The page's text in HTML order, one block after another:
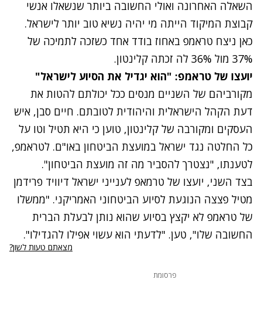
השאלה האחרונה ואולי החשובה ביותר שנשאלו אנשי
קבוצת המיקוד הייתה מי יהיה נשיא טוב יותר לישראל.
כאן ניצח טראמפ באחוז בודד אחד כשזכה לתמיכה של
37% מול 36% לה זכתה קלינטון.
יועצו של טראמפ: "הוא יגדיל את הסיוע לישראל"
מקורביהם של השניים מנסים ככל יכולתם להטות את
דעת הקהל הישראלית והיהודית לטובתם. חיים סבן, איש
העסקים ומקורבה של קלינטון, טוען כי היא תטיל וטו על
כל החלטה נגד ישראל במועצת הביטחון באו"ם. לטראמפ,
לטענתו, "נצטרך להסביר מה זה מועצת הביטחון".
בצד השני, יועצו של טרמאפ לענייני ישראל דיוויד פרידמן
מטיל פצצה הנוגעת לסיוע הביטחוני האמריקני. "ממשלו
של טראמפ לא יקצץ בסיוע שהוא נותן לבעלת הברית
החשובה שלו", טען. "לדעתי הוא עשוי אפילו להגדילו".
מצאתם טעות לשון?
פרסומת